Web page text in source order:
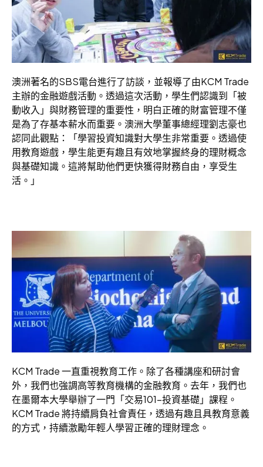
澳洲著名的SBS電台進行了訪談，並報導了由KCM Trade
主辦的金融遊戲活動。透過這次活動，學生們認識到「被
動收入」與財務管理的重要性，明白正確的財富管理不僅
是為了存基本薪水而重要。澳洲大學董事總經理劉志豪也
認同此觀點：「學習投資知識對大學生非常重要。透過使
用教育遊戲，學生能更有趣且有效地掌握終身的理財概念
與基礎知識。這將幫助他們更快獲得財務自由，享受生
活。」
KCM Trade 一直重視教育工作。除了各種講座和研討會
外，我們也強調高等教育機構的金融教育。去年，我們也
在墨爾本大學舉辦了一門「交易101-投資基礎」課程。
KCM Trade 將持續肩負社會責任，透過有趣且具教育意義
的方式，持續激勵年輕人學習正確的理財理念。